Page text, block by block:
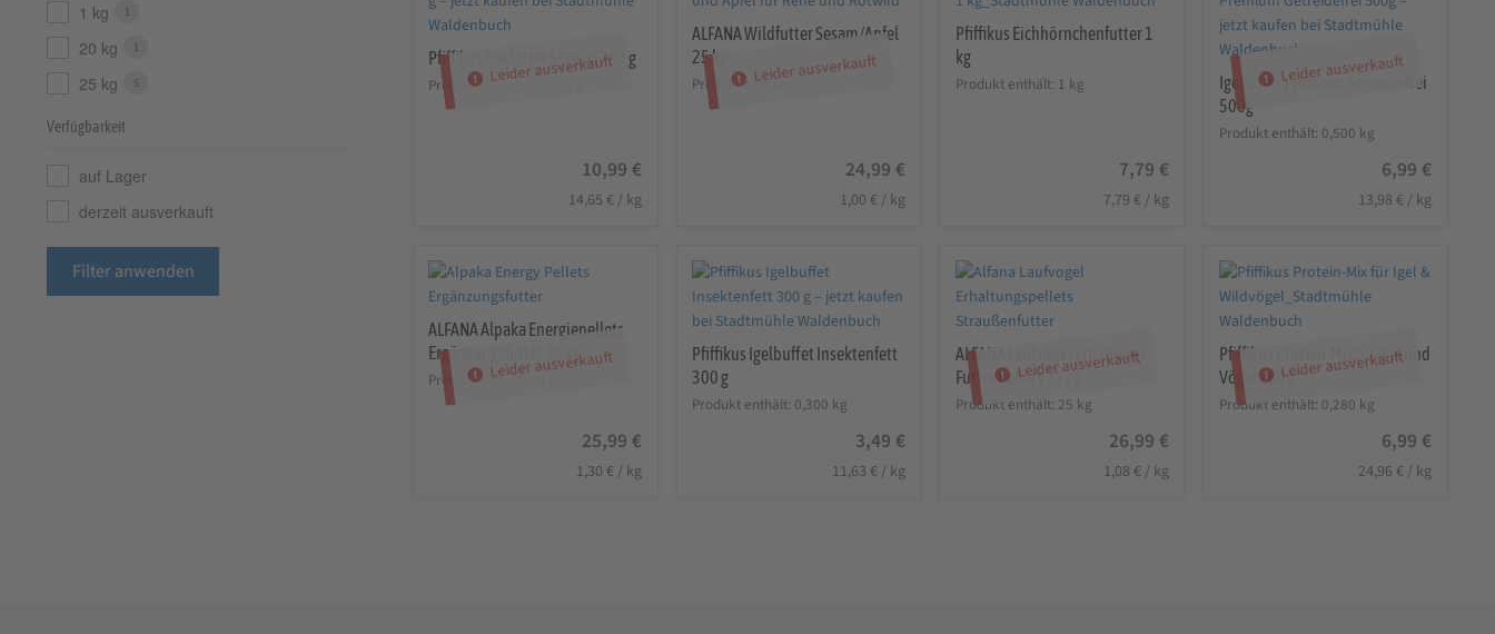
Leider ausverkauft
Pfiffikus Igelfutter Spezial 750 g
Produkt enthält: 0,750
10,99 €
14,65 € / kg
Leider ausverkauft
ALFANA Wildfutter Sesam/Apfel
25 kg
Produkt enthält: 25
24,99 €
1,00 € / kg
Pfiffikus Eichhörnchenfutter 1
kg
Produkt enthält: 1 kg
7,79 €
7,79 € / kg
Leider ausverkauft
Igelfutter Premium Getreidefrei
500g
Produkt enthält: 0,500 kg
6,99€
13,98 € / kg
Leider ausverkauft
ALFANA Alpaka Energiepellets
Ergänzungsfutter 20 kg
Produkt enthält: 20
25,99 €
1,30 € / kg
Pfiffikus Igelbuffet Insektenfett
300 g
Produkt enthält: 0,300 kg
3,49 €
11,63 € / kg
Leider ausverkauft
ALFANA Laufvogel Erhaltungs
Futter Pellets 25 kg
Produkt enthält: 25 kg
26,99 €
1,08 € / kg
Leider ausverkauft
Pfiffikus Protein-Mix für Igel und
Vögel 280 g
Produkt enthält: 0,280 kg
6,99€
24,96 € / kg
1 kg 1
20 kg 1
25 kg 5
Verfügbarkeit
auf Lager
derzeit ausverkauft
Filter anwenden